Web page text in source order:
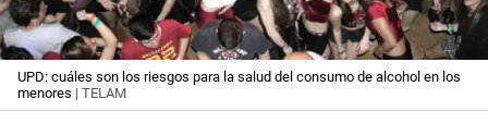
UPD: cuáles son los riesgos para la salud del consumo de alcohol en los
menores | TELAM